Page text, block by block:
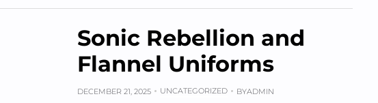
Sonic Rebellion and
Flannel Uniforms
DECEMBER 21, 2025 UNCATEGORIZED BYADMIN